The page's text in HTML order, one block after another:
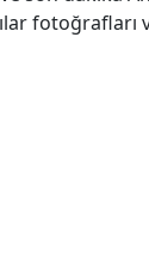
fotoğrafları